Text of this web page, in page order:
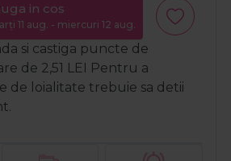
in cos
11 aug. - miercuri 12 aug.
si castiga puncte de
de 2,51 LEI Pentru a
de loialitate trebuie sa detii